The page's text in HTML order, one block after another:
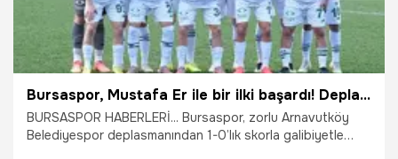
Bursaspor, Mustafa Er ile bir ilki başardı! Deplasmanda tek gol yetti
BURSASPOR HABERLERİ... Bursaspor, zorlu Arnavutköy
Belediyespor deplasmanından 1-0’lık skorla galibiyetle